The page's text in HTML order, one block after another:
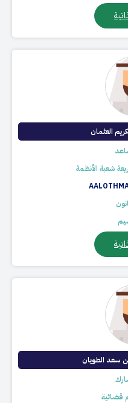
العثمان
شعبة الأنظمة
سعد الطويان
قضائية